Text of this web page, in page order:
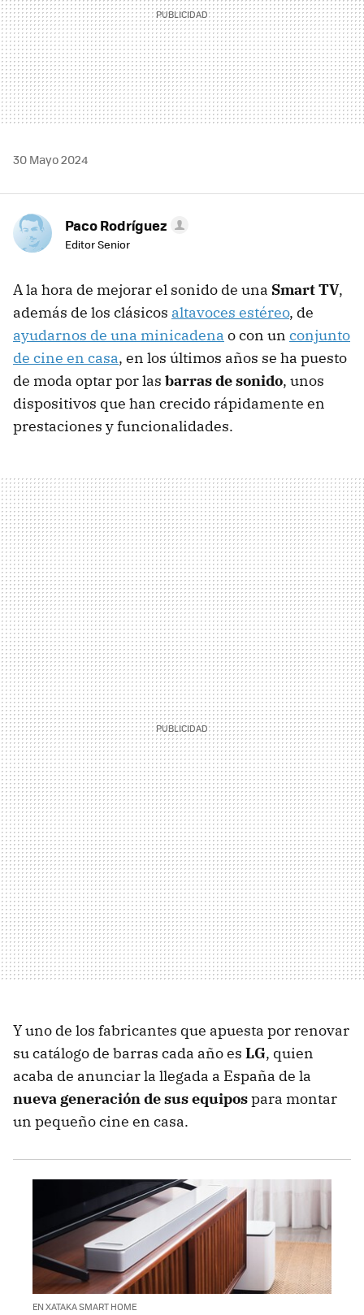
30 Mayo 2024
Paco Rodríguez
Editor Senior
A la hora de mejorar el sonido de una Smart TV,
además de los clásicos altavoces estéreo, de
ayudarnos de una minicadena o con un conjunto
de cine en casa, en los últimos años se ha puesto
de moda optar por las barras de sonido, unos
dispositivos que han crecido rápidamente en
prestaciones y funcionalidades.
Y uno de los fabricantes que apuesta por renovar
su catálogo de barras cada año es LG, quien
acaba de anunciar la llegada a España de la
nueva generación de sus equipospara montar
un pequeño cine en casa.
EN XATAKA SMART HOME